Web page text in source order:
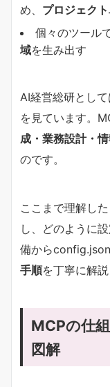
め、 プロジェク
個々のツール
域を生み出す
AI経営総研とし
を見ています。
成・業務設計・
のです。
ここまで理解し
し、どのように
備からconfig.json
手順を丁寧に解説
MCPの仕
図解